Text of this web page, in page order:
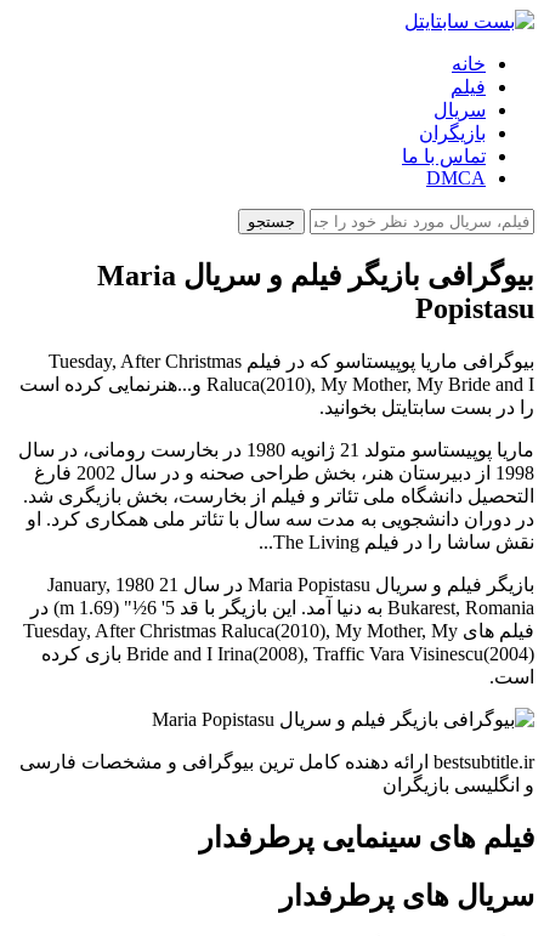
خانه
فیلم
سریال
بازیگران
تماس با ما
DMCA
جستجو
بیوگرافی بازیگر فیلم و سریال Maria
Popistasu
بیوگرافی ماریا پوپیستاسو که در فیلم Tuesday, After Christmas
Raluca(2010), My Mother, My Bride and I و...هنرنمایی کرده است
را در بست سابتایتل بخوانید.
ماریا پوپیستاسو متولد 21 ژانویه 1980 در بخارست رومانی، در سال
1998 از دبیرستان هنر، بخش طراحی صحنه و در سال 2002 فارغ
التحصیل دانشگاه ملی تئاتر و فیلم از بخارست، بخش بازیگری شد.
در دوران دانشجویی به مدت سه سال با تئاتر ملی همکاری کرد. او
نقش ساشا را در فیلم The Living...
بازیگر فیلم و سریال Maria Popistasu در سال 21 January, 1980
Bukarest, Romania به دنیا آمد. این بازیگر با قد 5' 6½" (1.69 m) در
فیلم های Tuesday, After Christmas Raluca(2010), My Mother, My
Bride and I Irina(2008), Traffic Vara Visinescu(2004) بازی کرده
است.
bestsubtitle.ir ارائه دهنده کامل ترین بیوگرافی و مشخصات فارسی
و انگلیسی بازیگران
فیلم های سینمایی پرطرفدار
سریال های پرطرفدار